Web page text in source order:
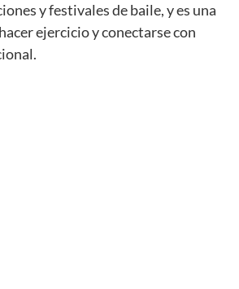
y festivales de baile, y es una
ejercicio y conectarse con